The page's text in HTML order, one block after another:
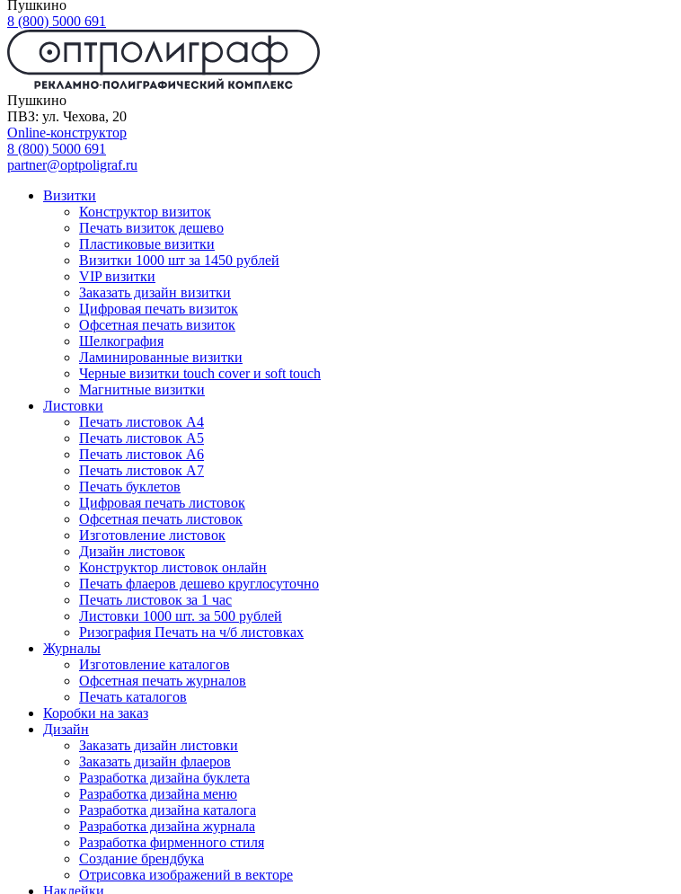
Пушкино
8 (800) 5000 691
Пушкино
ПВЗ: ул. Чехова, 20
Online-конструктор
8 (800) 5000 691
partner@optpoligraf.ru
Визитки
Конструктор визиток
Печать визиток дешево
Пластиковые визитки
Визитки 1000 шт за 1450 рублей
VIP визитки
Заказать дизайн визитки
Цифровая печать визиток
Офсетная печать визиток
Шелкография
Ламинированные визитки
Черные визитки touch cover и soft touch
Магнитные визитки
Листовки
Печать листовок А4
Печать листовок А5
Печать листовок А6
Печать листовок А7
Печать буклетов
Цифровая печать листовок
Офсетная печать листовок
Изготовление листовок
Дизайн листовок
Конструктор листовок онлайн
Печать флаеров дешево круглосуточно
Печать листовок за 1 час
Листовки 1000 шт. за 500 рублей
Ризография Печать на ч/б листовках
Журналы
Изготовление каталогов
Офсетная печать журналов
Печать каталогов
Коробки на заказ
Дизайн
Заказать дизайн листовки
Заказать дизайн флаеров
Разработка дизайна буклета
Разработка дизайна меню
Разработка дизайна каталога
Разработка дизайна журнала
Разработка фирменного стиля
Создание брендбука
Отрисовка изображений в векторе
Наклейки